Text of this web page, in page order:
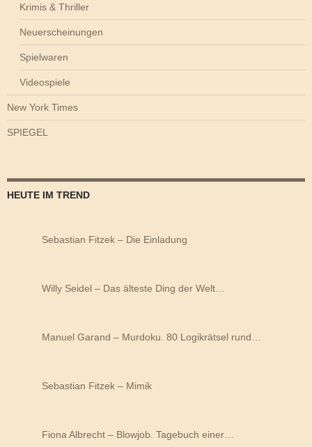
Krimis & Thriller
Neuerscheinungen
Spielwaren
Videospiele
New York Times
SPIEGEL
HEUTE IM TREND
Sebastian Fitzek – Die Einladung
Willy Seidel – Das älteste Ding der Welt…
Manuel Garand – Murdoku. 80 Logikrätsel rund…
Sebastian Fitzek – Mimik
Fiona Albrecht – Blowjob. Tagebuch einer…